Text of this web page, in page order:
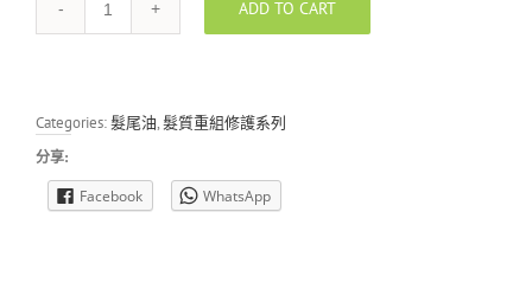
PREVIA
RECONSTRUCT
quantity
ADD TO CART
Categories:髮尾油,髮質重組修護系列
分享:
Facebook WhatsApp